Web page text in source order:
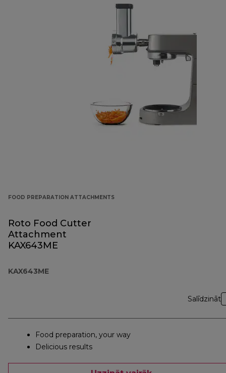
FOOD PREPARATION ATTACHMENTS
Roto Food Cutter
Attachment
KAX643ME
KAX643ME
Salīdzināt
Food preparation, your way
Delicious results